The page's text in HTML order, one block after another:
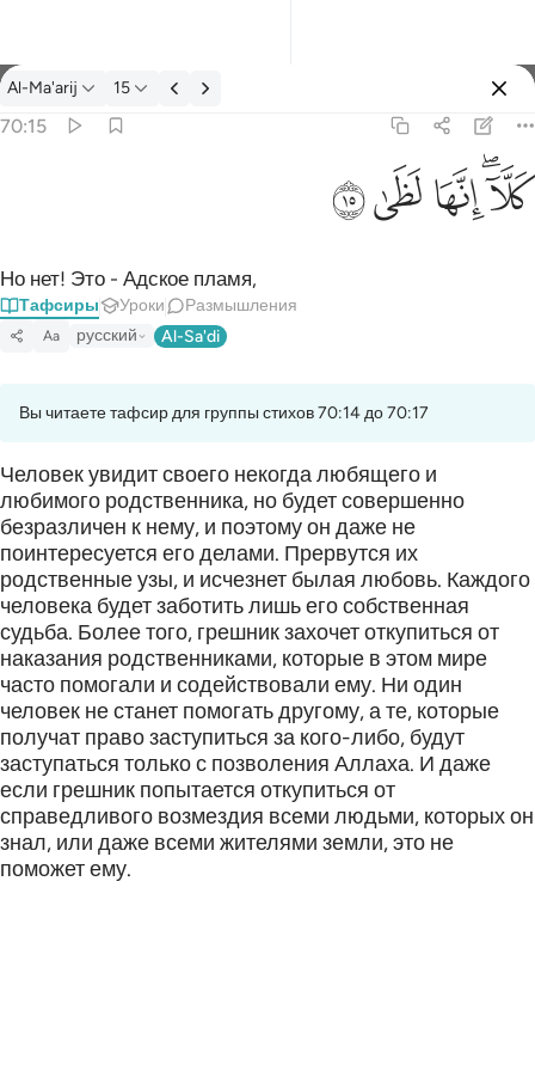
Тафсир: Al-Ma'arij 70:15
Al-Ma'arij 15
70:15
ﱚﱛﱜﱝﱞ
Но нет! Это - Адское пламя,
Тафсиры Уроки Размышления
Aa русский Al-Sa'di
Вы читаете тафсир для группы стихов 70:14 до 70:17
Человек увидит своего некогда любящего и
любимого родственника, но будет совершенно
безразличен к нему, и поэтому он даже не
поинтересуется его делами. Прервутся их
родственные узы, и исчезнет былая любовь. Каждого
человека будет заботить лишь его собственная
судьба. Более того, грешник захочет откупиться от
наказания родственниками, которые в этом мире
часто помогали и содействовали ему. Ни один
человек не станет помогать другому, а те, которые
получат право заступиться за кого-либо, будут
заступаться только с позволения Аллаха. И даже
если грешник попытается откупиться от
справедливого возмездия всеми людьми, которых он
знал, или даже всеми жителями земли, это не
поможет ему.